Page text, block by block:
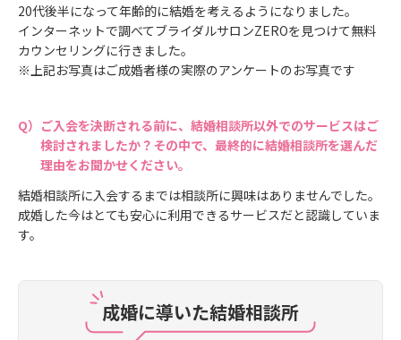
20代後半になって年齢的に結婚を考えるようになりました。
インターネットで調べてブライダルサロンZEROを見つけて無料
カウンセリングに行きました。
※上記お写真はご成婚者様の実際のアンケートのお写真です
ご入会を決断される前に、結婚相談所以外でのサービスはご
検討されましたか？その中で、最終的に結婚相談所を選んだ
理由をお聞かせください。
結婚相談所に入会するまでは相談所に興味はありませんでした。
成婚した今はとても安心に利用できるサービスだと認識していま
す。
成婚に導いた結婚相談所